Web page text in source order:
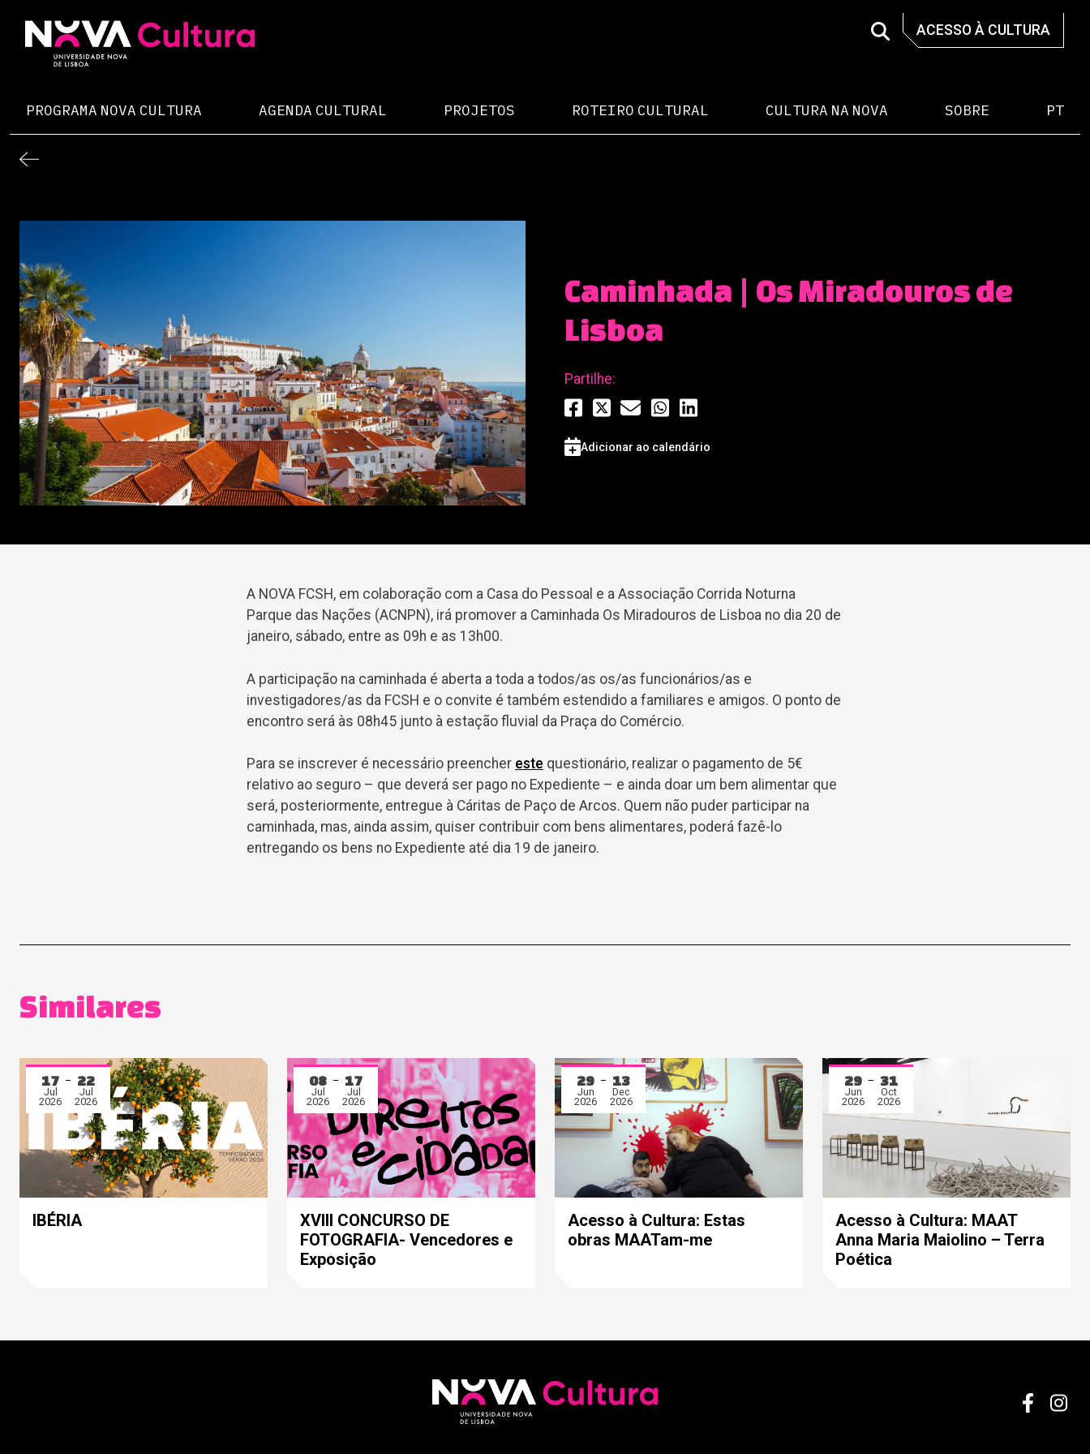
content
ACESSO À CULTURA
PROGRAMA NOVA CULTURA AGENDA CULTURAL PROJETOS ROTEIRO CULTURAL CULTURA NA NOVA SOBRE PT
Caminhada | Os Miradouros de
Lisboa
Partilhe:
Adicionar ao calendário
A NOVA FCSH, em colaboração com a Casa do Pessoal e a Associação Corrida Noturna
Parque das Nações (ACNPN), irá promover a Caminhada Os Miradouros de Lisboa no dia 20 de
janeiro, sábado, entre as 09h e as 13h00.
A participação na caminhada é aberta a toda a todos/as os/as funcionários/as e
investigadores/as da FCSH e o convite é também estendido a familiares e amigos. O ponto de
encontro será às 08h45 junto à estação fluvial da Praça do Comércio.
Para se inscrever é necessário preencher este questionário, realizar o pagamento de 5€
relativo ao seguro – que deverá ser pago no Expediente – e ainda doar um bem alimentar que
será, posteriormente, entregue à Cáritas de Paço de Arcos. Quem não puder participar na
caminhada, mas, ainda assim, quiser contribuir com bens alimentares, poderá fazê-lo
entregando os bens no Expediente até dia 19 de janeiro.
Similares
17
Jul
2026
22
Jul
2026
IBÉRIA
08
Jul
2026
17
Jul
2026
XVIII CONCURSO DE
FOTOGRAFIA- Vencedores e
Exposição
29
Jun
2026
13
Dec
2026
Acesso à Cultura: Estas
obras MAATam-me
29
Jun
2026
31
Oct
2026
Acesso à Cultura: MAAT
Anna Maria Maiolino – Terra
Poética